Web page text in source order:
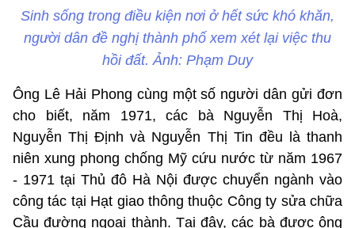
Sinh sống trong điều kiện nơi ở hết sức khó khăn,
người dân đề nghị thành phố xem xét lại việc thu
hồi đất. Ảnh: Phạm Duy
Ông Lê Hải Phong cùng một số người dân gửi đơn
cho biết, năm 1971, các bà Nguyễn Thị Hoà,
Nguyễn Thị Định và Nguyễn Thị Tin đều là thanh
niên xung phong chống Mỹ cứu nước từ năm 1967
- 1971 tại Thủ đô Hà Nội được chuyển ngành vào
công tác tại Hạt giao thông thuộc Công ty sửa chữa
Cầu đường ngoại thành. Tại đây, các bà được ông